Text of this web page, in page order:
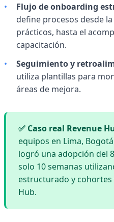
•
Flujo de onboarding
define procesos desde
prácticos, hasta el
capacitación.
•
Seguimiento y
utiliza plantillas para
áreas de mejora.
✅ Caso real Revenue
equipos en Lima,
logró una adopción del
solo 10 semanas
estructurado y cohortes
Hub.